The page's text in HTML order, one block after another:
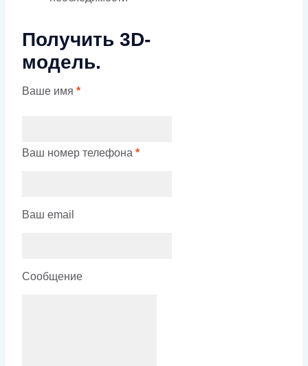
Получить 3D-
модель.
Ваше имя *
Ваш номер телефона *
Ваш email
Сообщение